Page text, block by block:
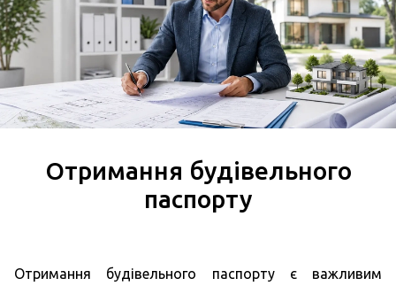
Отримання будівельного
паспорту
Отримання будівельного паспорту є важливим